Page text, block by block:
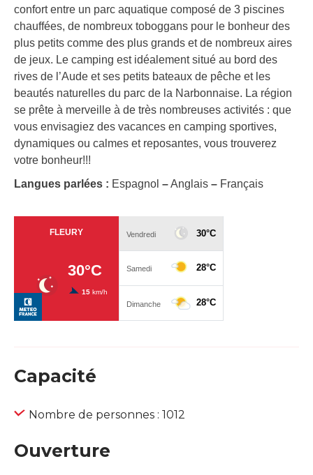
confort entre un parc aquatique composé de 3 piscines
chauffées, de nombreux toboggans pour le bonheur des
plus petits comme des plus grands et de nombreux aires
de jeux. Le camping est idéalement situé au bord des
rives de l’Aude et ses petits bateaux de pêche et les
beautés naturelles du parc de la Narbonnaise. La région
se prête à merveille à de très nombreuses activités : que
vous envisagiez des vacances en camping sportives,
dynamiques ou calmes et reposantes, vous trouverez
votre bonheur!!!
Langues parlées : Espagnol –Anglais – Français
Capacité
Nombre de personnes : 1012
Ouverture